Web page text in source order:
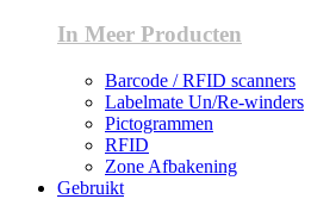
In Meer Producten
Barcode / RFID scanners
Labelmate Un/Re-winders
Pictogrammen
RFID
Zone Afbakening
Gebruikt